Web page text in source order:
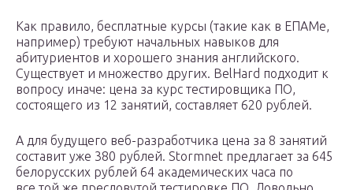
Как правило, бесплатные курсы (такие как в ЕПАМе,
например) требуют начальных навыков для
абитуриентов и хорошего знания английского.
Существует и множество других. BelHard подходит к
вопросу иначе: цена за курс тестировщика ПО,
состоящего из 12 занятий, составляет 620 рублей.
А для будущего веб-разработчика цена за 8 занятий
составит уже 380 рублей. Stormnet предлагает за 645
белорусских рублей 64 академических часа по